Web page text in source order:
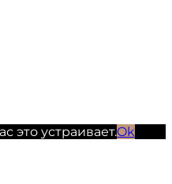
это устраивает.Ok